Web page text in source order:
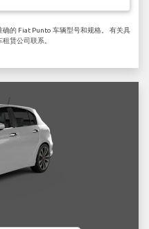
的 Fiat Punto 车辆型号和规格。 有关具
赁公司联系。